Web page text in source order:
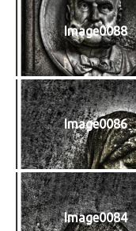
Image0088
Image0086
Image0084